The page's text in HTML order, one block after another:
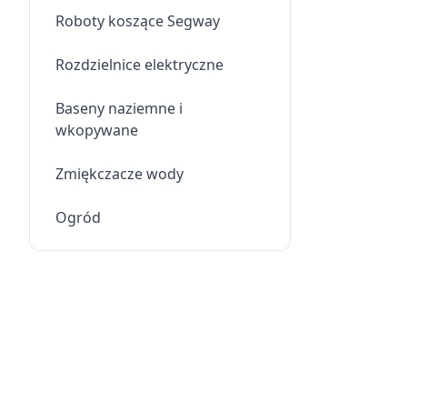
Roboty koszące Segway
Rozdzielnice elektryczne
Baseny naziemne i
wkopywane
Zmiękczacze wody
Ogród